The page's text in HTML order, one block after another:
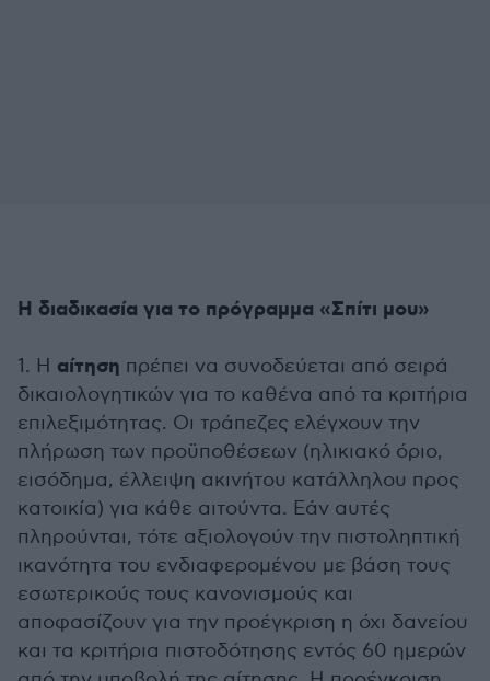
Η διαδικασία για το πρόγραμμα «Σπίτι μου»
1. Η αίτηση πρέπει να συνοδεύεται από σειρά
δικαιολογητικών για το καθένα από τα κριτήρια
επιλεξιμότητας. Οι τράπεζες ελέγχουν την
πλήρωση των προϋποθέσεων (ηλικιακό όριο,
εισόδημα, έλλειψη ακινήτου κατάλληλου προς
κατοικία) για κάθε αιτούντα. Εάν αυτές
πληρούνται, τότε αξιολογούν την πιστοληπτική
ικανότητα του ενδιαφερομένου με βάση τους
εσωτερικούς τους κανονισμούς και
αποφασίζουν για την προέγκριση η όχι δανείου
και τα κριτήρια πιστοδότησης εντός 60 ημερών